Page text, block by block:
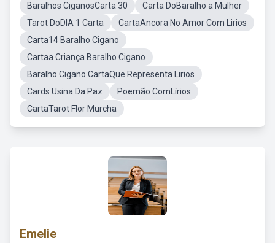
Baralhos CiganosCarta 30
Carta DoBaralho a Mulher
Tarot DoDIA 1 Carta
CartaAncora No Amor Com Lirios
Carta14 Baralho Cigano
Cartaa Criança Baralho Cigano
Baralho Cigano CartaQue Representa Lirios
Cards Usina Da Paz
Poemão ComLírios
CartaTarot Flor Murcha
Emelie